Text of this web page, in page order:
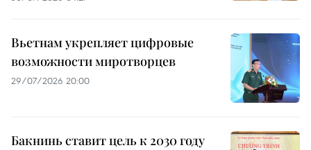
Вьетнам укрепляет цифровые
возможности миротворцев
29/07/2026 20:00
Бакнинь ставит цель к 2030 году